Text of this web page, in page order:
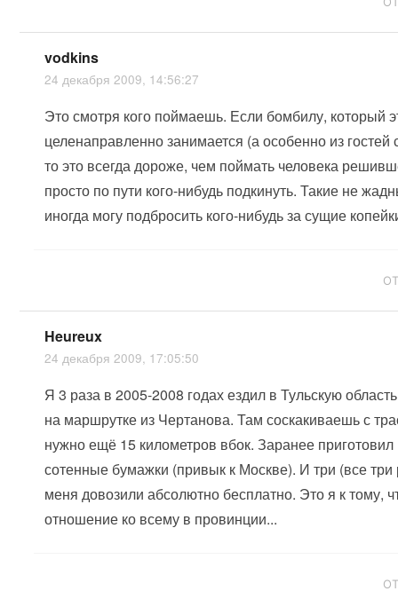
vodkins
24 декабря 2009, 14:56:27
Это смотря кого поймаешь. Если бомбилу, который
целенаправленно занимается (а особенно из гостей
то это всегда дороже, чем поймать человека
просто по пути кого-нибудь подкинуть. Такие не
иногда могу подбросить кого-нибудь за сущие
Heureux
24 декабря 2009, 17:05:50
Я 3 раза в 2005-2008 годах ездил в Тульскую
на маршрутке из Чертанова. Там соскакиваешь с
нужно ещё 15 километров вбок. Заранее приготовил
сотенные бумажки (привык к Москве). И три (все три
меня довозили абсолютно бесплатно. Это я к тому,
отношение ко всему в провинции...